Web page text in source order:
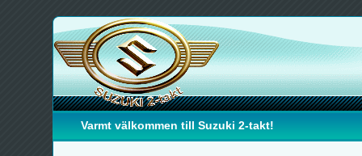
Varmt välkommen till Suzuki 2-takt!